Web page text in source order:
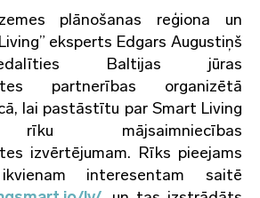
plānošanas reģiona un
eksperts Edgars Augustiņš
Baltijas jūras
partnerības organizētā
lai pastāstītu par Smart Living
mājsaimniecības
izvērtējumam. Rīks pieejams
interesentam saitē